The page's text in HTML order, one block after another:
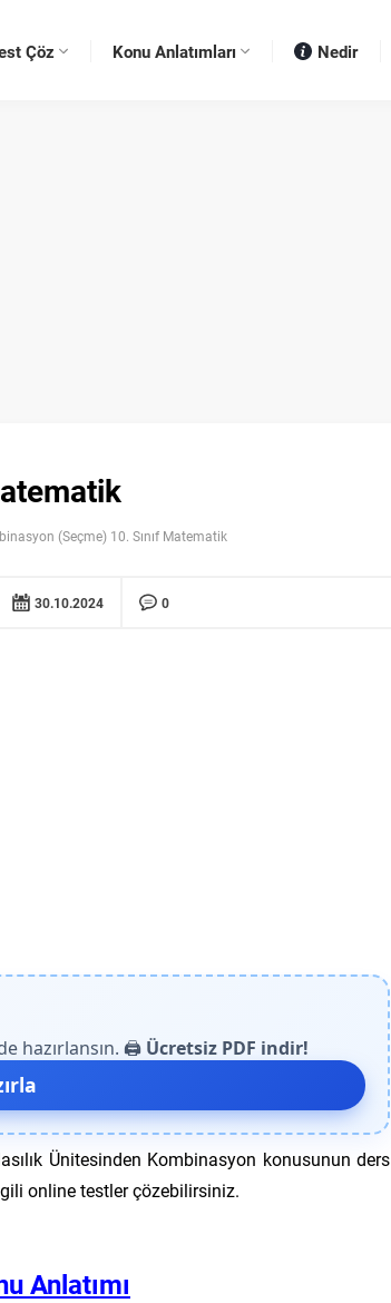
Çöz Konu Anlatımları Nedir
(Seçme) 10. Sınıf Matematik
30.10.2024 0
hazırlansın. 🖨️ Ücretsiz PDF indir!
Ünitesinden Kombinasyon konusunun ders
online testler çözebilirsiniz.
Anlatımı